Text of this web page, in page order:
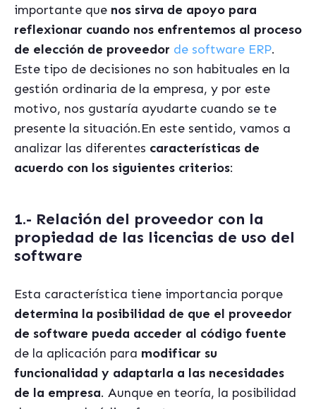
importante que nos sirva de apoyo para
reflexionar cuando nos enfrentemos al proceso
de elección de proveedor de software ERP.
Este tipo de decisiones no son habituales en la
gestión ordinaria de la empresa, y por este
motivo, nos gustaría ayudarte cuando se te
presente la situación.En este sentido, vamos a
analizar las diferentes características de
acuerdo con los siguientes criterios:
1.- Relación del proveedor con la
propiedad de las licencias de uso del
software
Esta característica tiene importancia porque
determina la posibilidad de que el proveedor
de software pueda acceder al código fuente
de la aplicación para modificar su
funcionalidad y adaptarla a las necesidades
de la empresa. Aunque en teoría, la posibilidad